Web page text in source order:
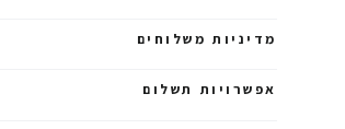
מדיניות משלוחים
אפשרויות תשלום